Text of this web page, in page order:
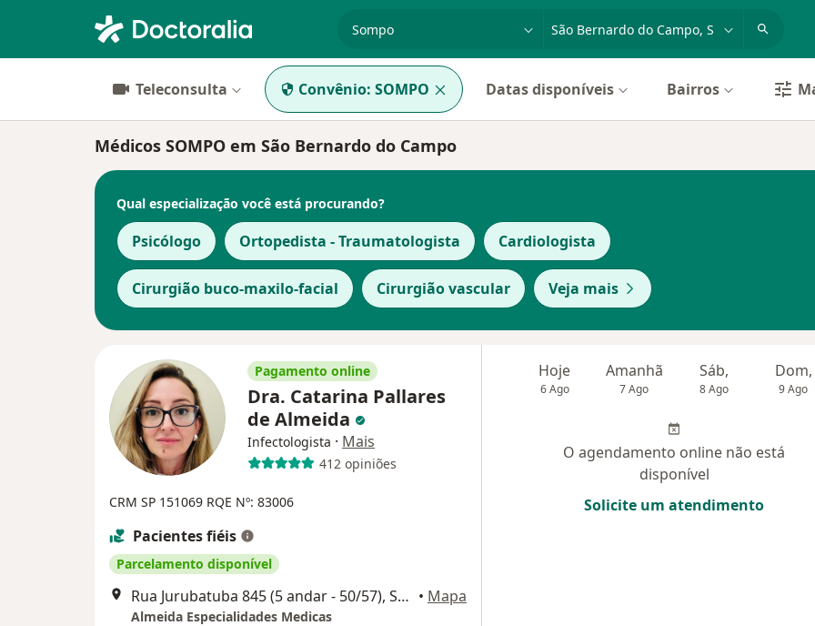
Teleconsulta Convênio: SOMPO Datas disponíveis Bairros
Médicos SOMPO em São Bernardo do Campo
Qual especialização você está procurando?
Psicólogo Ortopedista - Traumatologista Cardiologista
Cirurgião buco-maxilo-facial Cirurgião vascular Veja mais
Pagamento online
Dra. Catarina Pallares
de Almeida
Infectologista · Mais
412 opiniões
CRM SP 151069 RQE Nº: 83006
Pacientes fiéis
Parcelamento disponível
Rua Jurubatuba 845 (5 andar - 50/57), São Bernardo do Campo • Mapa
Almeida Especialidades Medicas
Hoje
6 Ago
Amanhã
7 Ago
Sáb,
8 Ago
Dom,
9 Ago
O agendamento online não está
disponível
Solicite um atendimento